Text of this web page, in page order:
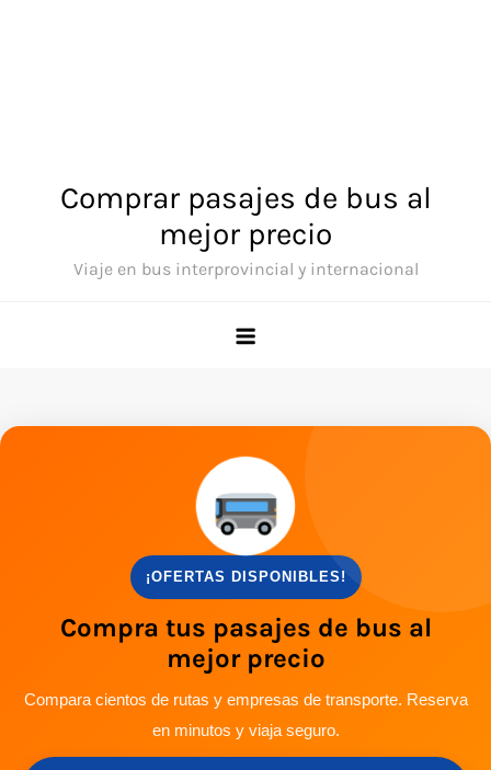
Comprar pasajes de bus al
mejor precio
Viaje en bus interprovincial y internacional
¡OFERTAS DISPONIBLES!
Compra tus pasajes de bus al
mejor precio
Compara cientos de rutas y empresas de transporte. Reserva
en minutos y viaja seguro.